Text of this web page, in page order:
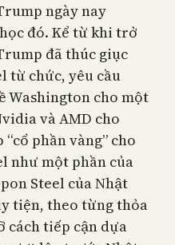
ngày nay
đó. Kể từ khi trở
đã thúc giục
từ chức, yêu cầu
Washington cho một
và AMD cho
phần vàng” cho
như một phần của
Steel của Nhật
tiện, theo từng thỏa
cách tiếp cận dựa